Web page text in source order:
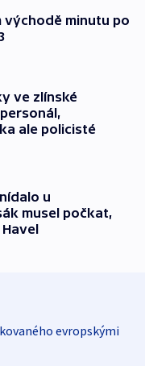
východě minutu po
ve zlínské
ale policisté
u
musel počkat,
evropskými